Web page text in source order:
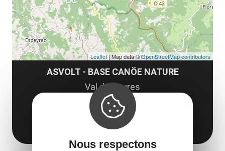
ASVOLT - BASE CANÖE NATURE
Val de Saures
12140 Entraygues-sur-Truyère
Obtenir l'itinéraire
Leaflet | Map data ©OpenStreetMap contributors
Nous respectons